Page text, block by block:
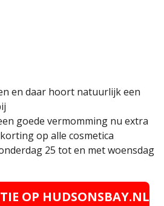
en daar hoort natuurlijk een
goede vermomming nu extra
op alle cosmetica
25 tot en met woensdag
OP HUDSONSBAY.NL